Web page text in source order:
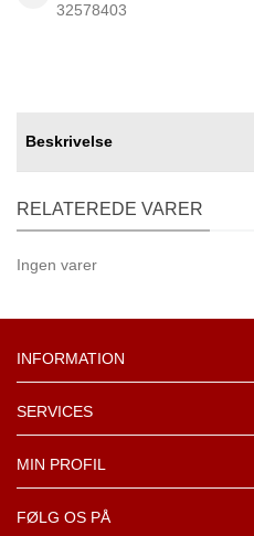
32578403
Beskrivelse
RELATEREDE VARER
Ingen varer
INFORMATION
SERVICES
MIN PROFIL
FØLG OS PÅ